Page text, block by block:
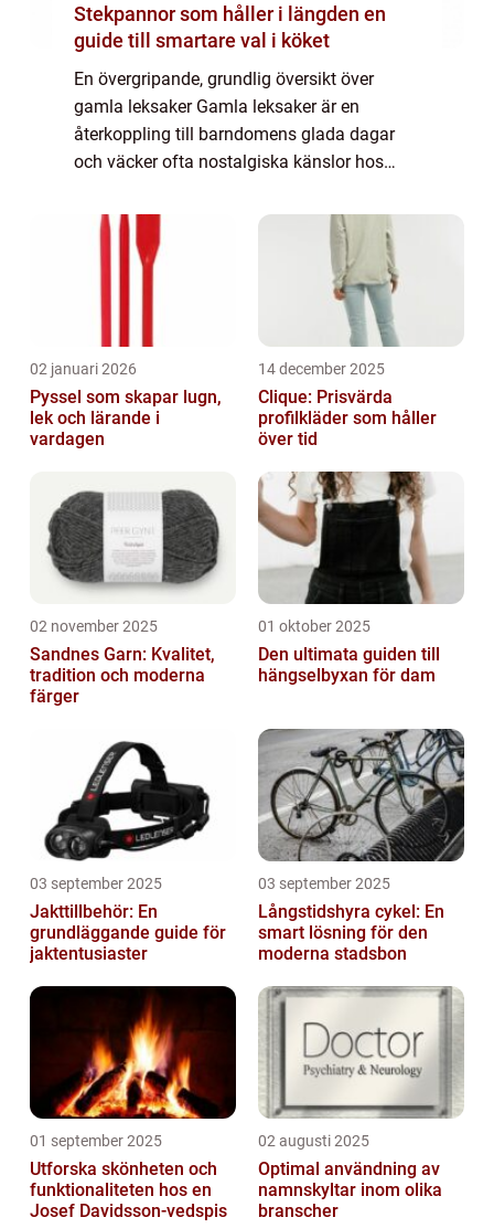
Stekpannor som håller i längden en
guide till smartare val i köket
En övergripande, grundlig översikt över
gamla leksaker Gamla leksaker är en
återkoppling till barndomens glada dagar
och väcker ofta nostalgiska känslor hos
av vår kulturella historia och har en särskild
02 januari 2026
Pyssel som skapar lugn,
lek och lärande i
vardagen
14 december 2025
Clique: Prisvärda
profilkläder som håller
över tid
02 november 2025
Sandnes Garn: Kvalitet,
tradition och moderna
färger
01 oktober 2025
Den ultimata guiden till
hängselbyxan för dam
03 september 2025
Jakttillbehör: En
grundläggande guide för
jaktentusiaster
03 september 2025
Långstidshyra cykel: En
smart lösning för den
moderna stadsbon
01 september 2025
Utforska skönheten och
funktionaliteten hos en
Josef Davidsson-vedspis
02 augusti 2025
Optimal användning av
namnskyltar inom olika
branscher